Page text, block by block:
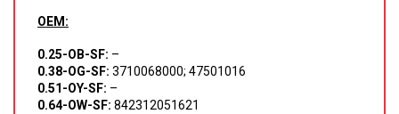
OEM:
0.25-OB-SF: –
0.38-OG-SF: 3710068000; 47501016
0.51-OY-SF: –
0.64-OW-SF: 842312051621